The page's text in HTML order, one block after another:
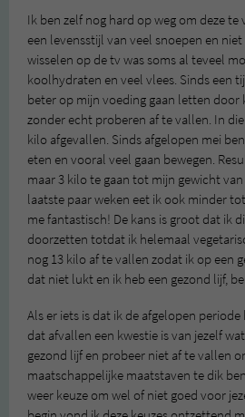
Ik ben zelf nog hard op weg om deze
een levensstijl van veel snoepen en
wisselen op de tv was soms al teveel
koolhydraten en veel vlees. Sinds een
beter op mijn voeding gaan letten door
zonder echt proberen af te vallen. In
kilo afgevallen. Sinds afgelopen mei
eten en vooral veel gaan bewegen.
maar 3 kilo te gaan tot mijn gewicht van
laatste paar weken eet ik ook minder
me fantastisch! De kans is groot dat ik
doorzetten totdat ik helemaal
nog 13 kilo af te vallen zodat ik op een
dat niet lukt en ik heb een gezond lijf,
Als er iets is dat ik de afgelopen
dat afvallen een kwestie is van jezelf
gezond lijf en probeer niet af te vallen
maatschappelijke maatstaven te dik
weer keuze om wel of niet goed voor